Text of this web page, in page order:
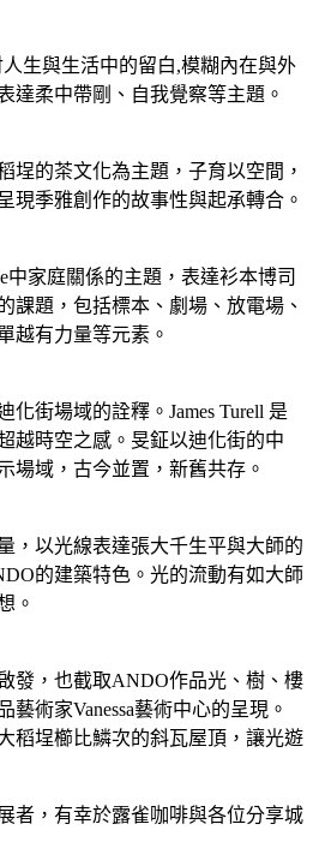
生與生活中的留白,模糊內在與外
達柔中帶剛、自我覺察等主題。
埕的茶文化為主題，子育以空間，
現季雅創作的故事性與起承轉合。
中家庭關係的主題，表達衫本博司
課題，包括標本、劇場、放電場、
越有力量等元素。
街場域的詮釋。James Turell 是
越時空之感。旻鉦以迪化街的中
場域，古今並置，新舊共存。
，以光線表達張大千生平與大師的
的建築特色。光的流動有如大師
。
發，也截取ANDO作品光、樹、樓
術家Vanessa藝術中心的呈現。
稻埕櫛比鱗次的斜瓦屋頂，讓光遊
者，有幸於露雀咖啡與各位分享城